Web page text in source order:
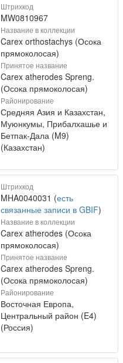
Штрихкод
MW0810967
Название в коллекции
Carex orthostachys (Осока
прямоколосая)
Принятое название
Carex atherodes Spreng.
(Осока прямоколосая)
Районирование
Средняя Азия и Казахстан,
Муюнкумы, Прибалхашье и
Бетпак-Дала (M9)
(Казахстан)
Штрихкод
MHA0040031 (есть
связанные записи в GBIF)
Название в коллекции
Carex atherodes (Осока
прямоколосая)
Принятое название
Carex atherodes Spreng.
(Осока прямоколосая)
Районирование
Восточная Европа,
Центральный район (E4)
(Россия)